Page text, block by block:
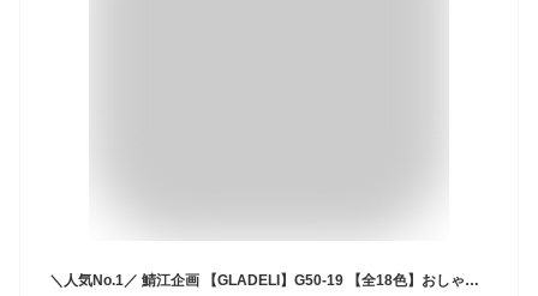
＼人気No.1／ 鯖江企画 【GLADELI】G50-19 【全18色】おしゃれ サングラス 伊達眼鏡 伊達メガネ【送料無料】【グラデリ】 クラシック コンビ だてめがね べっ甲 かわいい カラーレンズ クリアレンズ UVカット 紫外線カット 2026新色